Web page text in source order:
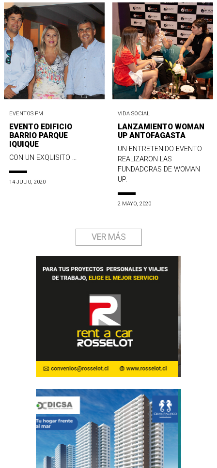
EVENTOS PM
EVENTO EDIFICIO
BARRIO PARQUE
IQUIQUE
CON UN EXQUISITO ...
14 JULIO, 2020
VIDA SOCIAL
LANZAMIENTO WOMAN
UP ANTOFAGASTA
UN ENTRETENIDO EVENTO
REALIZARON LAS
FUNDADORAS DE WOMAN
UP.
2 MAYO, 2020
VER MÁS